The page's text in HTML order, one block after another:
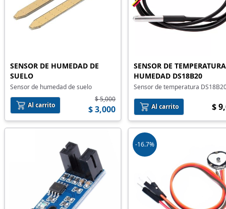
SENSOR DE HUMEDAD DE
SUELO
Sensor de humedad de suelo
Al carrito
$ 5,000
$ 3,000
SENSOR DE
HUMEDAD DS18B20
Sensor de temperatura
Al carrito $
-16.7%